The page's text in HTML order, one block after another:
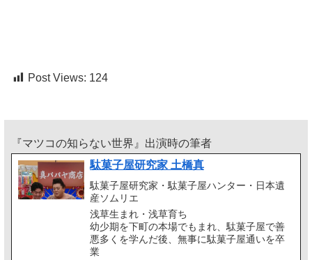
Post Views: 124
『マツコの知らない世界』出演時の筆者
駄菓子屋研究家 土橋真
駄菓子屋研究家・駄菓子屋ハンター・日本遺
産ソムリエ
浅草生まれ・浅草育ち
幼少期を下町の本場でもまれ、駄菓子屋で善
悪多くを学んだ後、無事に駄菓子屋通いを卒
業